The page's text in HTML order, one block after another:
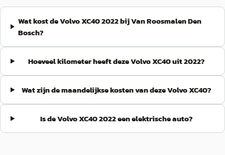
Wat kost de Volvo XC40 2022 bij Van Roosmalen Den
Bosch?
Hoeveel kilometer heeft deze Volvo XC40 uit 2022?
Wat zijn de maandelijkse kosten van deze Volvo XC40?
Is de Volvo XC40 2022 een elektrische auto?